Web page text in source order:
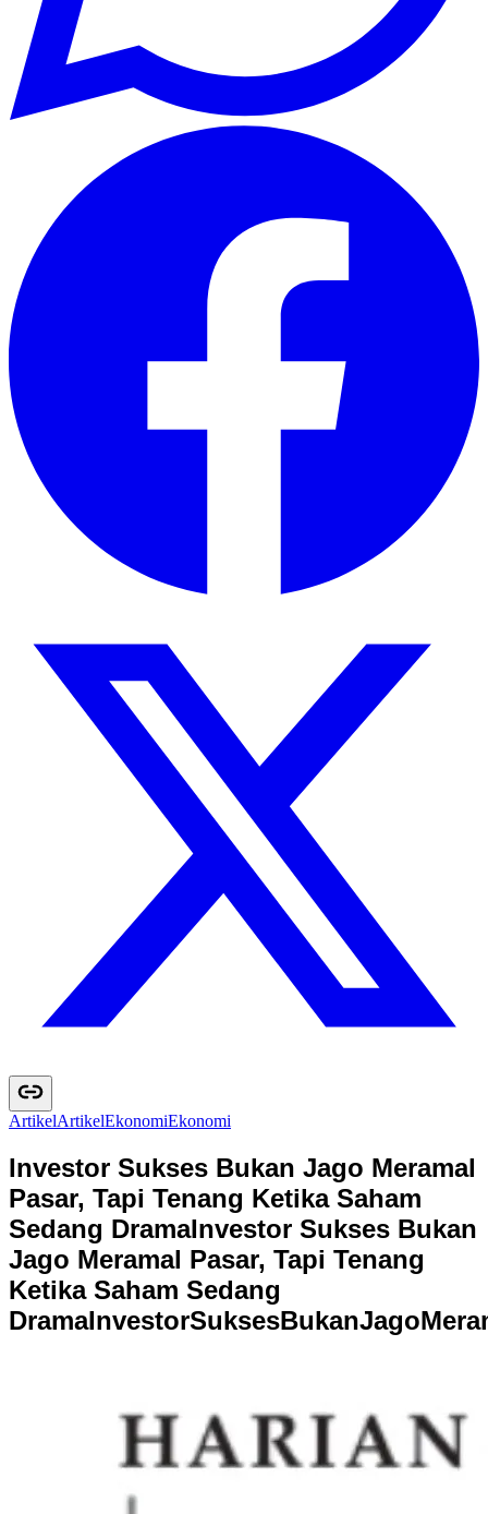
ArtikelArtikelEkonomiEkonomi
Investor Sukses Bukan Jago Meramal
Pasar, Tapi Tenang Ketika Saham
Sedang DramaInvestor Sukses Bukan
Jago Meramal Pasar, Tapi Tenang
Ketika Saham Sedang
DramaInvestorSuksesBukanJagoMera